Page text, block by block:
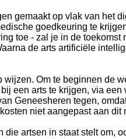
gemaakt op vlak van het
goedkeuring te
toe - zal je in de
de arts artificiële
Om te beginnen de
een arts te krijgen, via
Geneesheren tegen,
niet aangepast aan dit
artsen in staat stelt om,